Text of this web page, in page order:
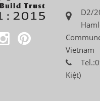
D2/
Vietnam
Kiệt)